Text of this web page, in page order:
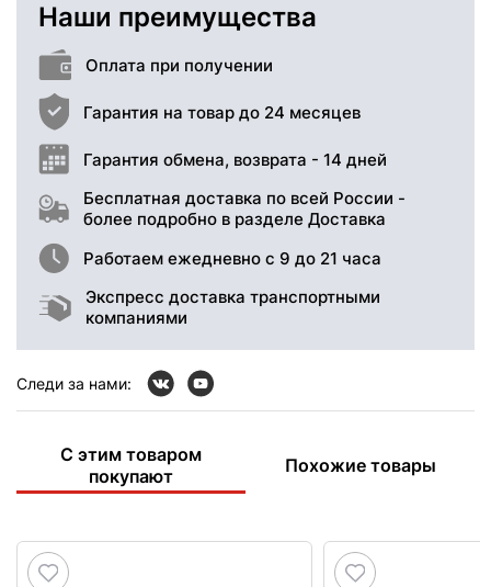
Наши преимущества
Оплата при получении
Гарантия на товар до 24 месяцев
Гарантия обмена, возврата - 14 дней
Бесплатная доставка по всей России -
более подробно в разделе Доставка
Работаем ежедневно с 9 до 21 часа
Экспресс доставка транспортными
компаниями
Следи за нами:
С этим товаром
покупают
Похожие товары